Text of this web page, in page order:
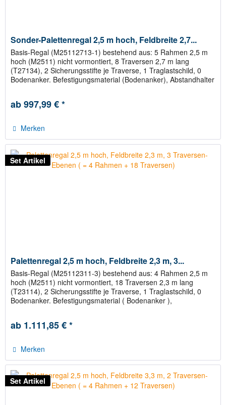
Sonder-Palettenregal 2,5 m hoch, Feldbreite 2,7...
Basis-Regal (M25112713-1) bestehend aus: 5 Rahmen 2,5 m
hoch (M2511) nicht vormontiert, 8 Traversen 2,7 m lang
(T27134), 2 Sicherungsstifte je Traverse, 1 Traglastschild, 0
Bodenanker. Befestigungsmaterial (Bodenanker), Abstandhalter
ab 997,99 € *
Merken
Set Artikel
Palettenregal 2,5 m hoch, Feldbreite 2,3 m, 3...
Basis-Regal (M25112311-3) bestehend aus: 4 Rahmen 2,5 m
hoch (M2511) nicht vormontiert, 18 Traversen 2,3 m lang
(T23114), 2 Sicherungsstifte je Traverse, 1 Traglastschild, 0
Bodenanker. Befestigungsmaterial ( Bodenanker ),
ab 1.111,85 € *
Merken
Set Artikel